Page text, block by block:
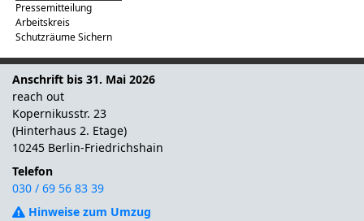
Pressemitteilung
Arbeitskreis
Schutzräume Sichern
Anschrift bis 31. Mai 2026
reach out
Kopernikusstr. 23
(Hinterhaus 2. Etage)
10245 Berlin-Friedrichshain
Telefon
030 / 69 56 83 39
Hinweise zum Umzug